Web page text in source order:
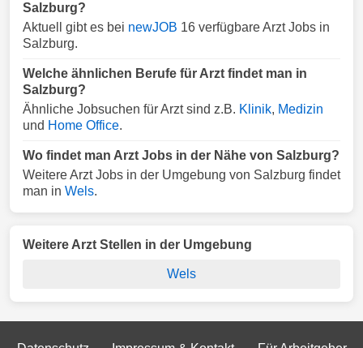
Salzburg?
Aktuell gibt es bei newJOB 16 verfügbare Arzt Jobs in
Salzburg.
Welche ähnlichen Berufe für Arzt findet man in
Salzburg?
Ähnliche Jobsuchen für Arzt sind z.B. Klinik, Medizin
und Home Office.
Wo findet man Arzt Jobs in der Nähe von Salzburg?
Weitere Arzt Jobs in der Umgebung von Salzburg findet
man in Wels.
Weitere Arzt Stellen in der Umgebung
Wels